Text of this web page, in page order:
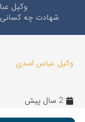
وکیل
شهادت چه
وکیل عباس اسدی
2 سال پیش